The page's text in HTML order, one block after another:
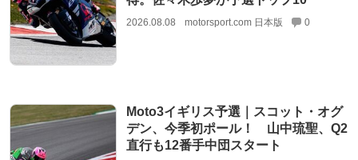
2026.08.08 motorsport.com 日本版 0
Moto3イギリス予選｜スコット・オグ
デン、今季初ポール！ 山中琉聖、Q2
直行も12番手中団スタート